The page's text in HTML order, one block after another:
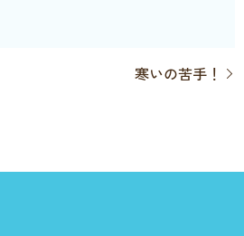
寒いの苦手！